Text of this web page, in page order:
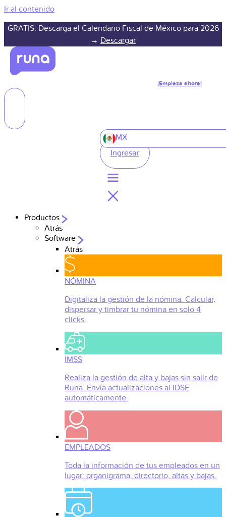
Ir al contenido
GRATIS: Descarga el Calendario Fiscal de México para 2026
→ Descargar
¡Empieza ahora!
MX
Ingresar
Productos
Atrás
Software
Atrás
NÓMINA
Digitaliza la gestión de la nómina. Calcular,
dispersar y timbrar tu nómina en solo 4
clicks.
IMSS
Realiza la gestión de alta y bajas sin salir de
Runa. Envía actualizaciones al IDSE
automáticamente.
EMPLEADOS
Toda la información de tus empleados en un
lugar: organigrama, directorio, altas y bajas.